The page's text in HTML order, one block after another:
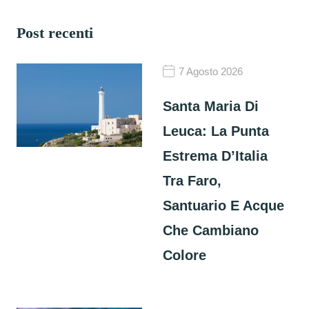
Post recenti
7 Agosto 2026
Santa Maria Di
Leuca: La Punta
Estrema D’Italia
Tra Faro,
Santuario E Acque
Che Cambiano
Colore